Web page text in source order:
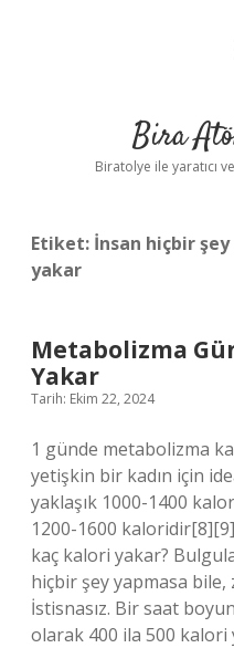
Bira
Biratolye ile yaratıcı
Etiket: İnsan hiçbir
yakar
Metabolizma
Yakar
Tarih: Ekim 22, 2024
1 günde metabolizma
yetişkin bir kadın için
yaklaşık 1000-1400
1200-1600
kaç kalori yakar?
hiçbir şey yapmasa bile,
İstisnasız. Bir saat
olarak 400 ila 500 kalori